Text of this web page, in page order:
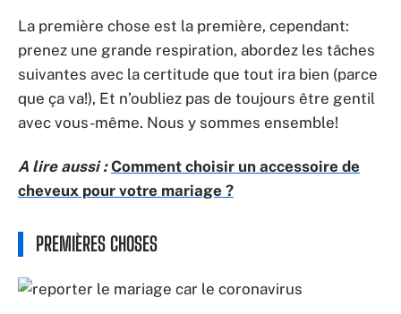
La première chose est la première, cependant:
prenez une grande respiration, abordez les tâches
suivantes avec la certitude que tout ira bien (parce
que ça va!), Et n’oubliez pas de toujours être gentil
avec vous-même. Nous y sommes ensemble!
A lire aussi : Comment choisir un accessoire de
cheveux pour votre mariage ?
PREMIÈRES CHOSES